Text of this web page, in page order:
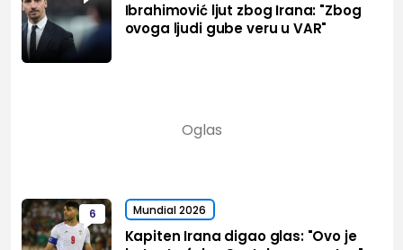
Ibrahimović ljut zbog Irana: "Zbog
ovoga ljudi gube veru u VAR"
6 Mundial 2026
Kapiten Irana digao glas: "Ovo je